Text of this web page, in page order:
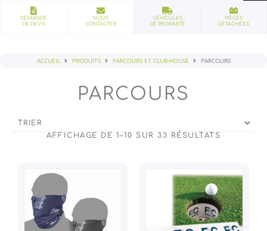
DEMANDE
DE DEVIS
NOUS
CONTACTER
VÉHICULES
DE PROXIMITÉ
PIÈCES
DÉTACHÉES
ACCUEIL PRODUITS PARCOURS ET CLUB-HOUSE PARCOURS
PARCOURS
AFFICHAGE DE 1–10 SUR 33 RÉSULTATS